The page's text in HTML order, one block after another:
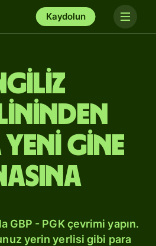
Kaydolun
Yeni Gine
GBP - PGK çevrimi yapın.
yerin yerlisi gibi para